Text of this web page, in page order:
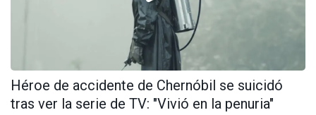
Héroe de accidente de Chernóbil se suicidó
tras ver la serie de TV: "Vivió en la penuria"